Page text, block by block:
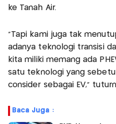
ke Tanah Air.
"Tapi kami juga tak
adanya teknologi transisi
kita miliki memang ada
satu teknologi yang
consider sebagai EV,"
Baca Juga :